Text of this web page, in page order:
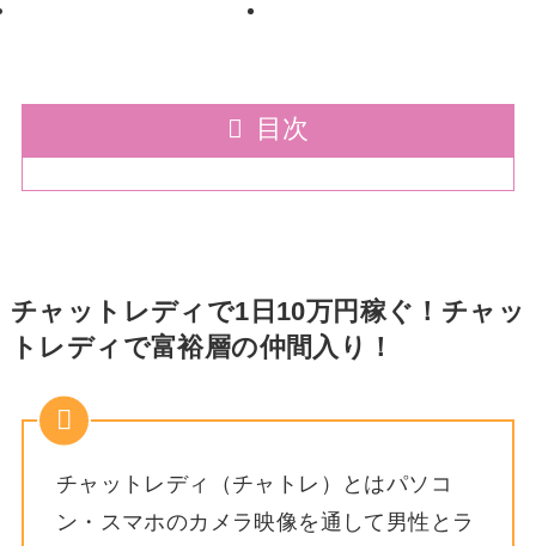
目次
チャットレディで1日10万円稼ぐ！チャッ
トレディで富裕層の仲間入り！
チャットレディ（チャトレ）とはパソコ
ン・スマホのカメラ映像を通して男性とラ